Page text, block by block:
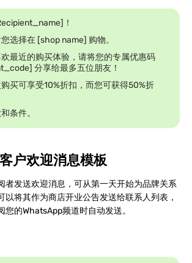
！
选择在 [shop name] 购物。
最近的购买体验，请将您的专属优惠码
分享给最多五位朋友！
买可享受10%折扣，而您可获得50%折
条件。
户欢迎消息模板
者发送欢迎消息，可从第一天开始为品牌关系
以将其作为商店开业公告发送给联系人列表，
您的WhatsApp频道时自动发送。